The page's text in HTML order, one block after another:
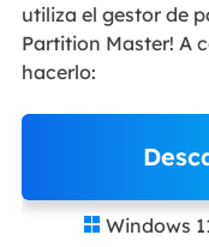
utiliza el gestor de
Partition Master! A
hacerlo:
 Windows